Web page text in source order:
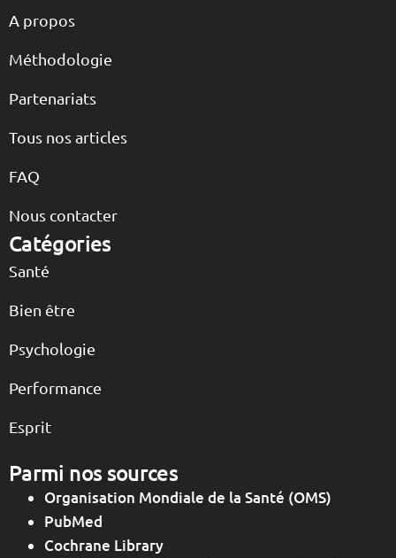
A propos
Méthodologie
Partenariats
Tous nos articles
FAQ
Nous contacter
Catégories
Santé
Bien être
Psychologie
Performance
Esprit
Parmi nos sources
Organisation Mondiale de la Santé (OMS)
PubMed
Cochrane Library